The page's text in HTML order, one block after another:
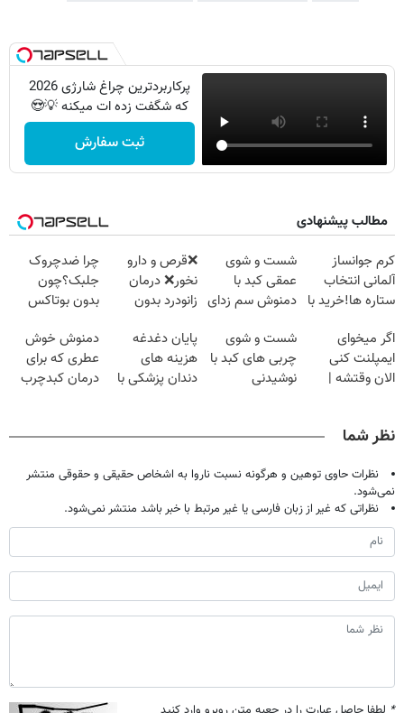
پرکاربردترین چراغ شارژی 2026
که شگفت زده ات میکنه 💡😍
ثبت سفارش
مطالب پیشنهادی
کرم جوانساز
آلمانی انتخاب
ستاره ها!خرید با
شست و شوی
عمقی کبد با
دمنوش سم زدای
❌قرص‌ و دارو
نخور❌ درمان
زانودرد بدون
چرا ضدچروک
جلبک؟چون
بدون بوتاکس
۴۰٪تخفیف
اگر میخوای
ایمپلنت کنی
الان وقتشه |
شست و شوی
چربی های کبد با
نوشیدنی
پایان دغدغه
هزینه های
دندان پزشکی با
دمنوش خوش
عطری که برای
درمان کبدچرب
نظر شما
نظرات حاوی توهین و هرگونه نسبت ناروا به اشخاص حقیقی و حقوقی منتشر
نمی‌شود.
نظراتی که غیر از زبان فارسی یا غیر مرتبط با خبر باشد منتشر نمی‌شود.